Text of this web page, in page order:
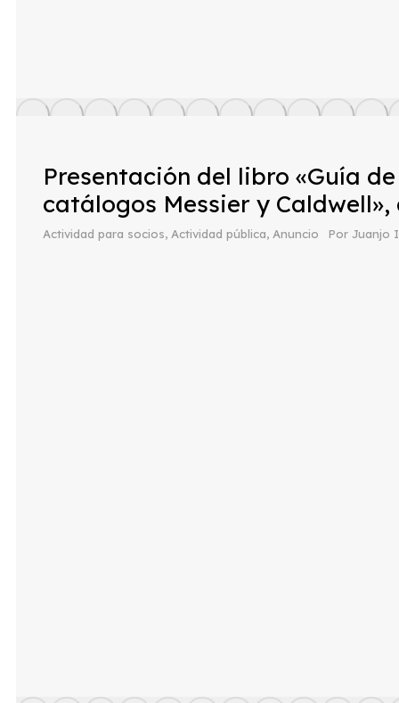
Presentación del libro «Guía
catálogos Messier y
Actividad para socios, Actividad pública, Anuncio Por Juanjo